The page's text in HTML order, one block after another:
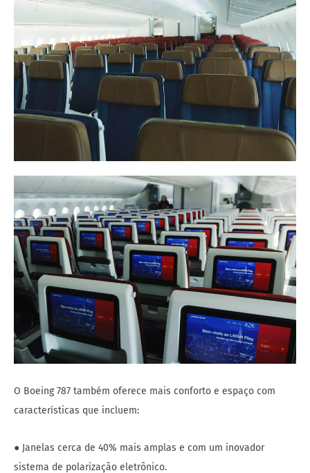
O Boeing 787 também oferece mais conforto e espaço com
características que incluem:
● Janelas cerca de 40% mais amplas e com um inovador
sistema de polarização eletrônico.